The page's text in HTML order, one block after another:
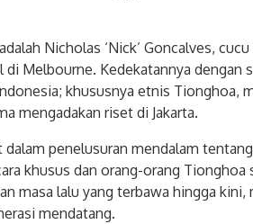
Nicholas ‘Nick’ Goncalves,
Melbourne. Kedekatannya dengan
khususnya etnis Tionghoa,
mengadakan riset di Jakarta.
penelusuran mendalam
khusus dan orang-orang Tionghoa
masa lalu yang terbawa hingga kini,
mendatang.